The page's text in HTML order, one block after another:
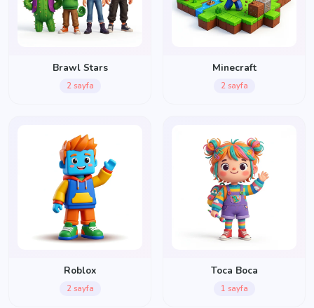
Brawl Stars
2 sayfa
Minecraft
2 sayfa
Roblox
2 sayfa
Toca Boca
1 sayfa